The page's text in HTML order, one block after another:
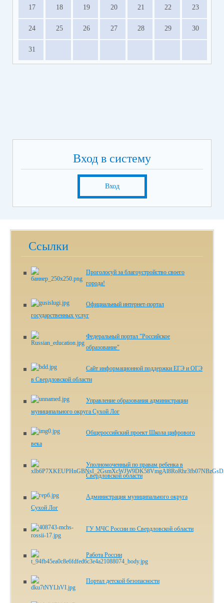
17 18 19 20 21 22 23
24 25 26 27 28 29 30
31
Вход в систему
Вход
Ссылки
Проголосуй за благоустройство своего
города!
Официальный интернет-портал
государственных услуг
Федеральный портал "Российское
образование"
Сайт информационной поддержки ЕГЭ и ОГЭ
в Свердловской области
Управление образования администрации
муниципального округа Сухой Лог
Общероссийский проект Школа цифрового
века
Уполномоченный по правам ребенка в
Свердловской области
Администрация муниципального округа
Сухой Лог
ГУ МЧС России по Свердловской области
Работа России
Портал детской безопасности